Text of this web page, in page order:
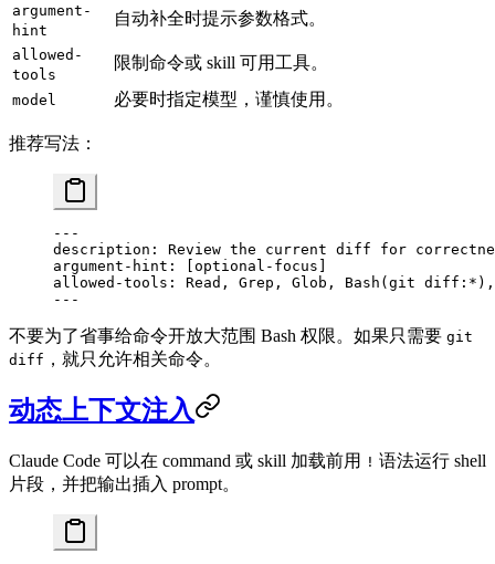
argument-
hint
自动补全时提示参数格式。
allowed-
tools
限制命令或 skill 可用工具。
model 必要时指定模型，谨慎使用。
推荐写法：
---
description : Review the current diff for
argument-hint : [optional-focus ]
allowed-tools : Read, Grep, Glob, Bash(git
---
不要为了省事给命令开放大范围 Bash 权限。如果只需要 git
diff ，就只允许相关命令。
动态上下文注入
Claude Code 可以在 command 或 skill 加载前用 ! 语法运行 shell
片段，并把输出插入 prompt。